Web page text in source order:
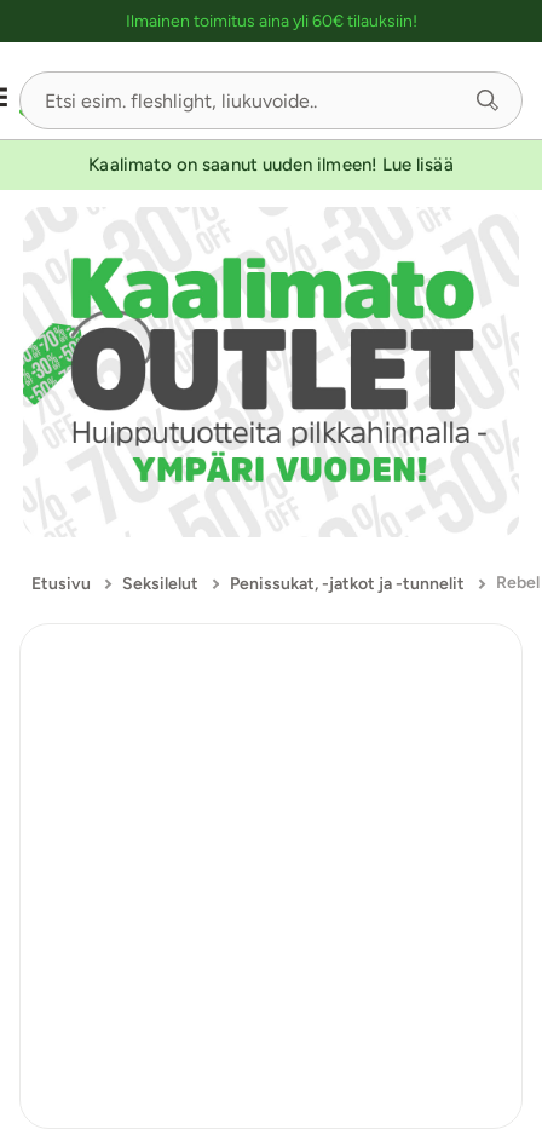
Ilmainen toimitus aina yli 60€ tilauksiin!
Kaalimato on saanut uuden ilmeen! Lue lisää
Etusivu Seksilelut Penissukat, -jatkot ja -tunnelit